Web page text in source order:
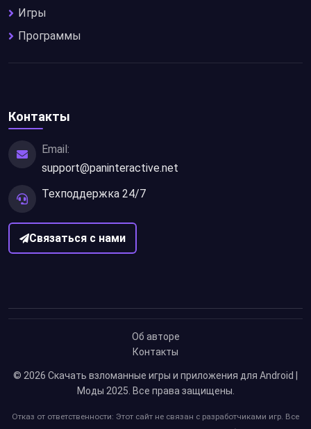
Игры
Программы
Контакты
Email:
support@paninteractive.net
Техподдержка 24/7
Связаться с нами
Об авторе
Контакты
© 2026 Скачать взломанные игры и приложения для Android |
Моды 2025. Все права защищены.
Отказ от ответственности: Этот сайт не связан с разработчиками игр. Все